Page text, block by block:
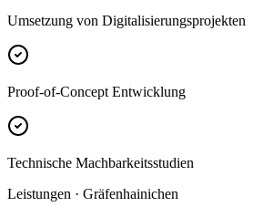
Umsetzung von Digitalisierungsprojekten
Proof-of-Concept Entwicklung
Technische Machbarkeitsstudien
Leistungen · Gräfenhainichen